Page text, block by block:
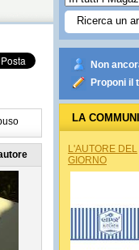
Non
Proponi il
LA
L'AUTORE DEL
GIORNO